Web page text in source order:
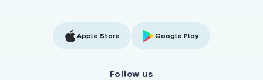
Apple Store Google Play
Follow us